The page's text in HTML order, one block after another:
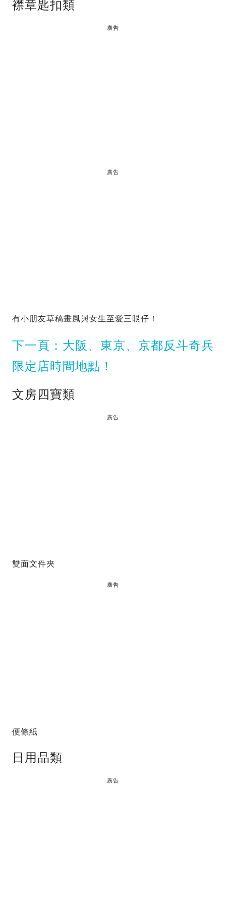
襟章匙扣類
廣告
廣告
有小朋友草稿畫風與女生至愛三眼仔！
下一頁：大阪、東京、京都反斗奇兵
限定店時間地點！
文房四寶類
廣告
雙面文件夾
廣告
便條紙
日用品類
廣告